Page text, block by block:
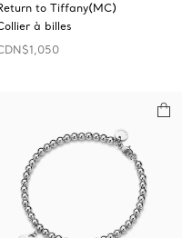
to Tiffany(MC)
à billes